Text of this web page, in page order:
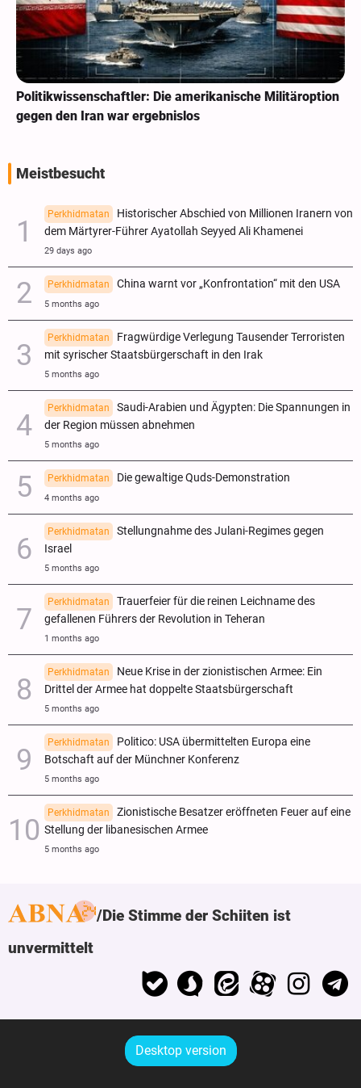
Politikwissenschaftler: Die amerikanische Militäroption
gegen den Iran war ergebnislos
Meistbesucht
Perkhidmatan
Historischer Abschied von Millionen Iranern von
dem Märtyrer-Führer Ayatollah Seyyed Ali Khamenei
29 days ago
Perkhidmatan China warnt vor „Konfrontation“ mit den USA
5 months ago
Perkhidmatan
Fragwürdige Verlegung Tausender Terroristen
mit syrischer Staatsbürgerschaft in den Irak
5 months ago
Perkhidmatan
Saudi-Arabien und Ägypten: Die Spannungen in
der Region müssen abnehmen
5 months ago
Perkhidmatan Die gewaltige Quds-Demonstration
4 months ago
Perkhidmatan
Stellungnahme des Julani-Regimes gegen
Israel
5 months ago
Perkhidmatan
Trauerfeier für die reinen Leichname des
gefallenen Führers der Revolution in Teheran
1 months ago
Perkhidmatan
Neue Krise in der zionistischen Armee: Ein
Drittel der Armee hat doppelte Staatsbürgerschaft
5 months ago
Perkhidmatan
Politico: USA übermittelten Europa eine
Botschaft auf der Münchner Konferenz
5 months ago
Perkhidmatan
Zionistische Besatzer eröffneten Feuer auf eine
Stellung der libanesischen Armee
5 months ago
Die Stimme der Schiiten ist
unvermittelt
Desktop version